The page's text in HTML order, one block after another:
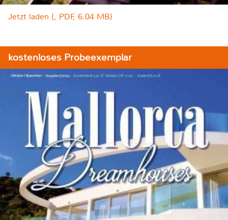
Jetzt laden (, PDF, 6.04 MB)
kostenloses Probeexemplar